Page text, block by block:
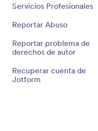
Servicios Profesionales
Reportar Abuso
Reportar problema de
derechos de autor
Recuperar cuenta de
Jotform